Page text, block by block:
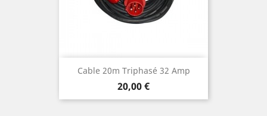
Cable 20m Triphasé 32 Amp
Prix
20,00 €